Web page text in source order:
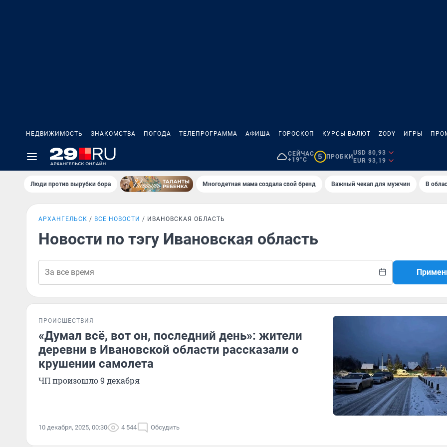
НЕДВИЖИМОСТЬ ЗНАКОМСТВА ПОГОДА ТЕЛЕПРОГРАММА АФИША ГОРОСКОП КУРСЫ ВАЛЮТ ZODY ИГРЫ
СЕЙЧАС
+19°C
5 ПРОБКИ
USD 80,93
EUR 93,19
Люди против вырубки бора Многодетная мама создала свой бренд Важный чекап для мужчин В
АРХАНГЕЛЬСК ВСЕ НОВОСТИ ИВАНОВСКАЯ ОБЛАСТЬ
Новости по тэгу Ивановская область
ПРОИСШЕСТВИЯ
«Думал всё, вот он, последний день»: жители
деревни в Ивановской области рассказали о
крушении самолета
ЧП произошло 9 декабря
10 декабря, 2025, 00:30 4 544 Обсудить